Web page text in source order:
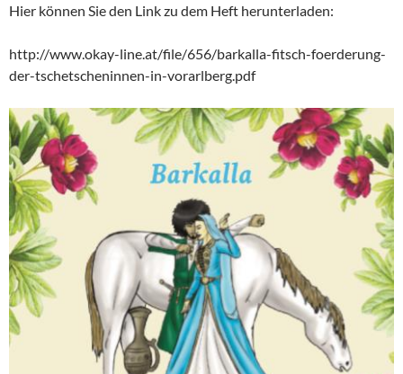
Hier können Sie den Link zu dem Heft herunterladen:
http://www.okay-line.at/file/656/barkalla-fitsch-foerderung-
der-tschetscheninnen-in-vorarlberg.pdf